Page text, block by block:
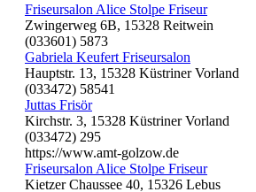
Friseursalon Alice Stolpe Friseur
Zwingerweg 6B, 15328 Reitwein
(033601) 5873
Gabriela Keufert Friseursalon
Hauptstr. 13, 15328 Küstriner Vorland
(033472) 58541
Juttas Frisör
Kirchstr. 3, 15328 Küstriner Vorland
(033472) 295
https://www.amt-golzow.de
Friseursalon Alice Stolpe Friseur
Kietzer Chaussee 40, 15326 Lebus